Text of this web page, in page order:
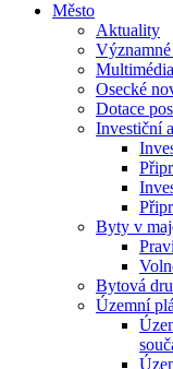
Město
Aktuality
Významné
Multimédia
Osecké
Dotace
Investiční
Byty v
Bytová
Územní